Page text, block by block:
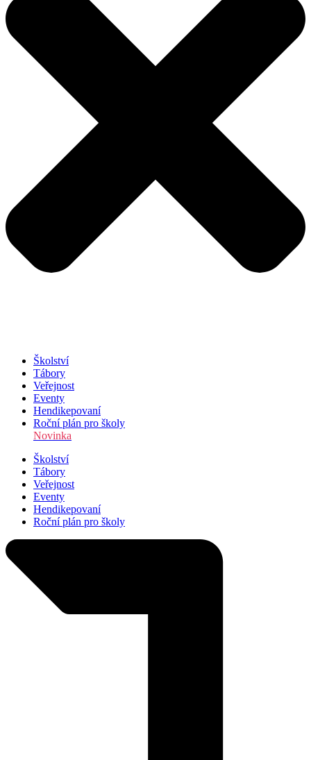
Školství
Tábory
Veřejnost
Eventy
Hendikepovaní
Roční plán pro školy
Novinka
Školství
Tábory
Veřejnost
Eventy
Hendikepovaní
Roční plán pro školy